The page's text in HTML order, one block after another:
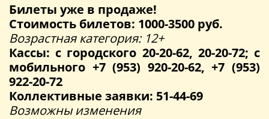
Билеты уже в продаже!
Стоимость билетов: 1000-3500 руб.
Возрастная категория: 12+
Кассы: с городского 20-20-62, 20-20-72; с
мобильного +7 (953) 920-20-62, +7 (953)
922-20-72
Коллективные заявки: 51-44-69
Возможны изменения